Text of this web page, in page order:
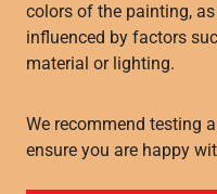
colors of the painting,
influenced by factors
material or lighting.
We recommend testing
ensure you are happy